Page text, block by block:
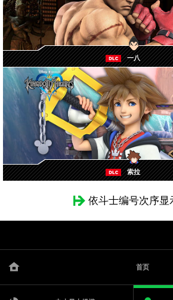
一八
索拉
依斗士编号次序显
首页